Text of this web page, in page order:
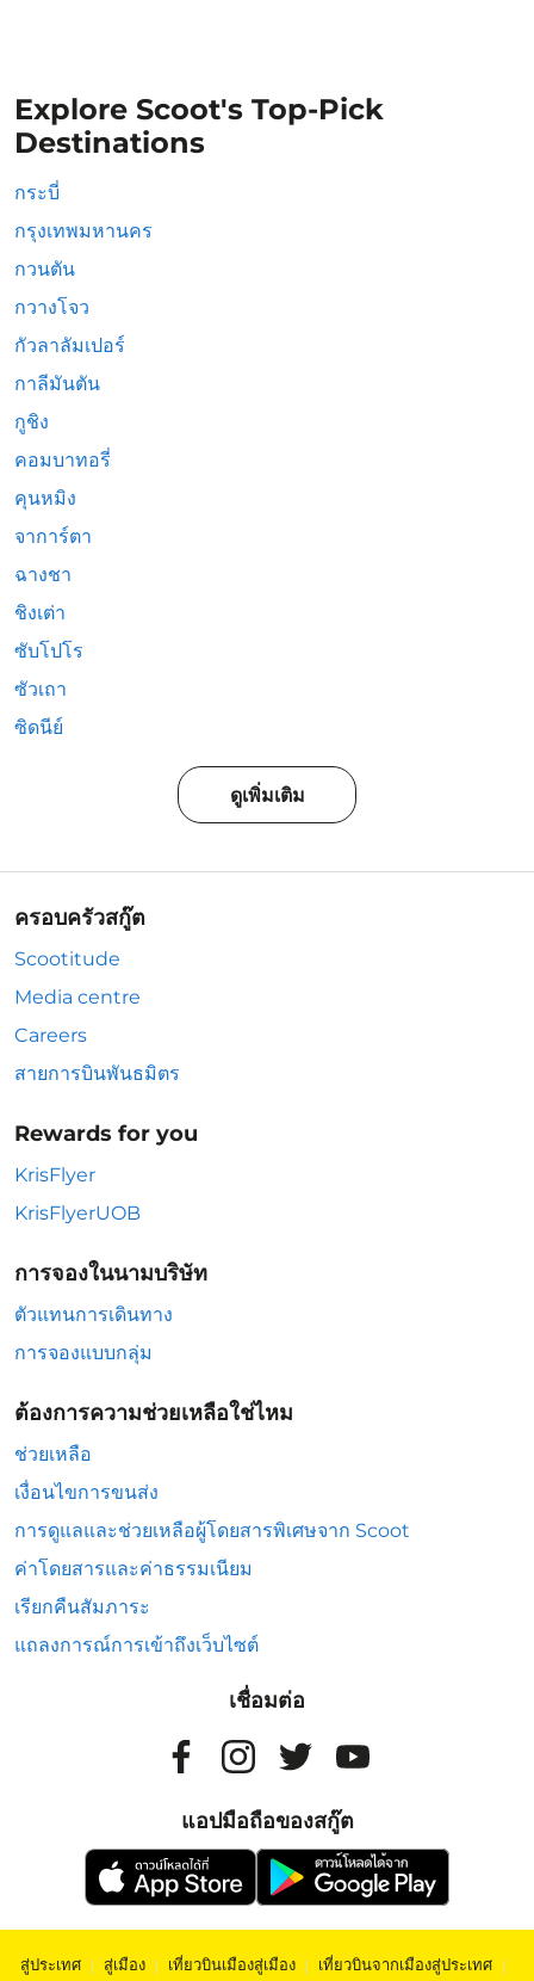
Explore Scoot's Top-Pick
Destinations
กระบี่
กรุงเทพมหานคร
กวนตัน
กวางโจว
กัวลาลัมเปอร์
กาลีมันตัน
กูชิง
คอมบาทอรี่
คุนหมิง
จาการ์ตา
ฉางชา
ชิงเต่า
ซับโปโร
ซัวเถา
ซิดนีย์
ดูเพิ่มเติม
ครอบครัวสกู๊ต
Scootitude
Media centre
Careers
สายการบินพันธมิตร
Rewards for you
KrisFlyer
KrisFlyerUOB
การจองในนามบริษัท
ตัวแทนการเดินทาง
การจองแบบกลุ่ม
ต้องการความช่วยเหลือใช่ไหม
ช่วยเหลือ
เงื่อนไขการขนส่ง
การดูแลและช่วยเหลือผู้โดยสารพิเศษจาก Scoot
ค่าโดยสารและค่าธรรมเนียม
เรียกคืนสัมภาระ
แถลงการณ์การเข้าถึงเว็บไซต์
เชื่อมต่อ
แอปมือถือของสกู๊ต
สู่ประเทศ | สู่เมือง | เที่ยวบินเมืองสู่เมือง | เที่ยวบินจากเมืองสู่ประเทศ |